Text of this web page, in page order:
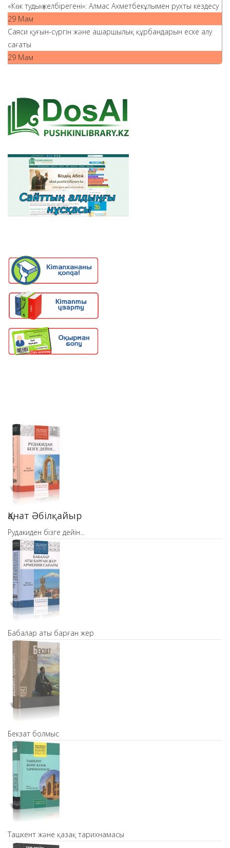
«Көк тудың желбірегені»: Алмас Ахметбекұлымен рухты кездесу
29 Мам
Саяси қуғын-сүргін және ашаршылық құрбандарын еске алу
сағаты
29 Мам
Қанат Әбілқайыр
Рудакиден бізге дейін...
Бабалар аты барған жер
Бекзат болмыс
Ташкент және қазақ тарихнамасы